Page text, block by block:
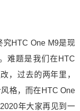
HTC One M9是现
难题是我们在HTC
，过去的两年里，
格，而在HTC One
年大家再见到一